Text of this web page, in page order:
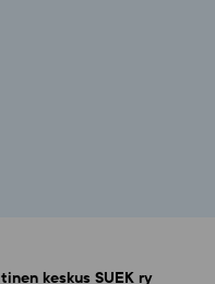
keskus SUEK ry